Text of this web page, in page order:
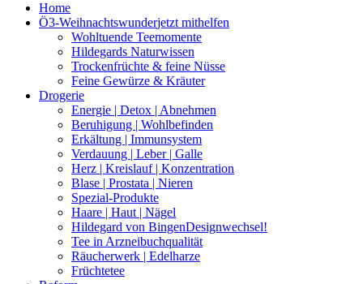
Home
Ö3-Weihnachtswunderjetzt mithelfen
Wohltuende Teemomente
Hildegards Naturwissen
Trockenfrüchte & feine Nüsse
Feine Gewürze & Kräuter
Drogerie
Energie | Detox | Abnehmen
Beruhigung | Wohlbefinden
Erkältung | Immunsystem
Verdauung | Leber | Galle
Herz | Kreislauf | Konzentration
Blase | Prostata | Nieren
Spezial-Produkte
Haare | Haut | Nägel
Hildegard von BingenDesignwechsel!
Tee in Arzneibuchqualität
Räucherwerk | Edelharze
Früchtetee